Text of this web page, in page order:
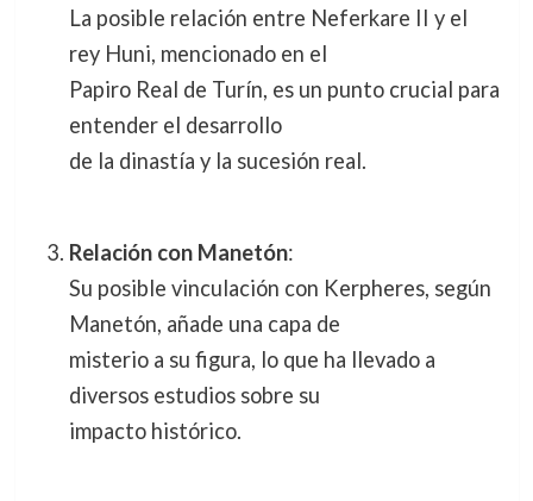
La posible relación entre Neferkare II y el
rey Huni, mencionado en el
Papiro Real de Turín, es un punto crucial para
entender el desarrollo
de la dinastía y la sucesión real.
Relación con Manetón:
Su posible vinculación con Kerpheres, según
Manetón, añade una capa de
misterio a su figura, lo que ha llevado a
diversos estudios sobre su
impacto histórico.